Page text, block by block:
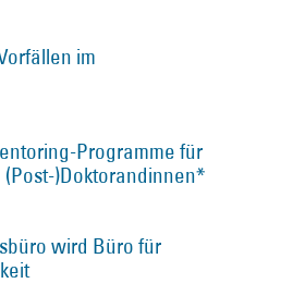
im
Programme für
)Doktorandinnen*
wird Büro für